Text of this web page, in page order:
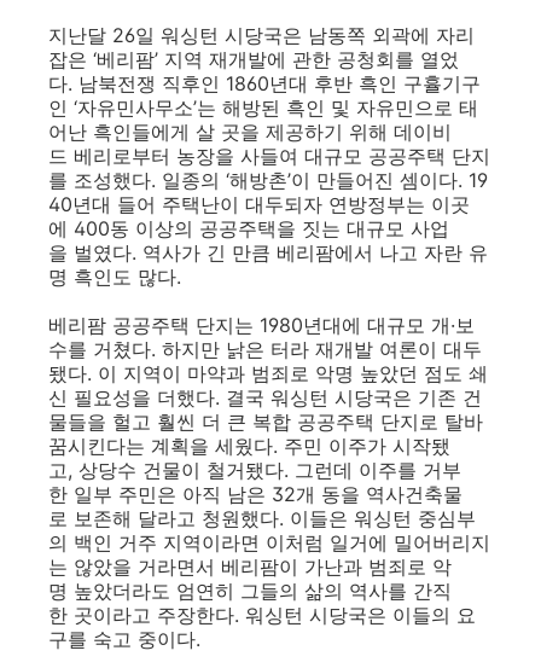
지난달 26일 워싱턴 시당국은 남동쪽 외곽에 자리
잡은 ‘베리팜’ 지역 재개발에 관한 공청회를 열었
다. 남북전쟁 직후인 1860년대 후반 흑인 구휼기구
인 ‘자유민사무소’는 해방된 흑인 및 자유민으로 태
어난 흑인들에게 살 곳을 제공하기 위해 데이비
드 베리로부터 농장을 사들여 대규모 공공주택 단지
를 조성했다. 일종의 ‘해방촌’이 만들어진 셈이다. 19
40년대 들어 주택난이 대두되자 연방정부는 이곳
에 400동 이상의 공공주택을 짓는 대규모 사업
을 벌였다. 역사가 긴 만큼 베리팜에서 나고 자란 유
명 흑인도 많다.
베리팜 공공주택 단지는 1980년대에 대규모 개·보
수를 거쳤다. 하지만 낡은 터라 재개발 여론이 대두
됐다. 이 지역이 마약과 범죄로 악명 높았던 점도 쇄
신 필요성을 더했다. 결국 워싱턴 시당국은 기존 건
물들을 헐고 훨씬 더 큰 복합 공공주택 단지로 탈바
꿈시킨다는 계획을 세웠다. 주민 이주가 시작됐
고, 상당수 건물이 철거됐다. 그런데 이주를 거부
한 일부 주민은 아직 남은 32개 동을 역사건축물
로 보존해 달라고 청원했다. 이들은 워싱턴 중심부
의 백인 거주 지역이라면 이처럼 일거에 밀어버리지
는 않았을 거라면서 베리팜이 가난과 범죄로 악
명 높았더라도 엄연히 그들의 삶의 역사를 간직
한 곳이라고 주장한다. 워싱턴 시당국은 이들의 요
구를 숙고 중이다.